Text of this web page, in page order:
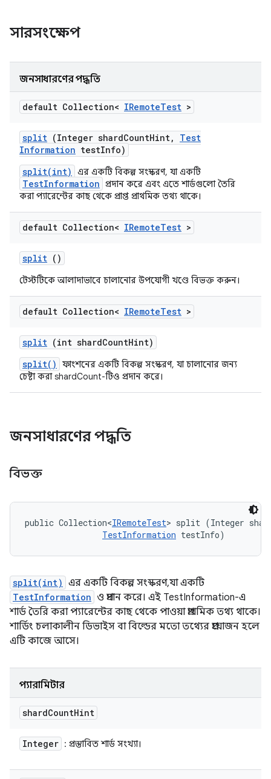
সারসংক্ষেপ
জনসাধারণের পদ্ধতি
default Collection< IRemoteTest >
split (Integer shardCountHint,
Test
Information testInfo)
split(int)
এর একটি বিকল্প সংস্করণ, যা একটি
TestInformation প্রদান করে এবং এতে শার্ডগুলো তৈরি
করা প্যারেন্টের কাছ থেকে প্রাপ্ত প্রাথমিক তথ্য থাকে।
default Collection< IRemoteTest >
split ()
টেস্টটিকে আলাদাভাবে চালানোর উপযোগী খণ্ডে বিভক্ত করুন।
default Collection< IRemoteTest >
split (int shardCountHint)
split()
ফাংশনের একটি বিকল্প সংস্করণ, যা চালানোর জন্য
চেষ্টা করা shardCount-টিও প্রদান করে।
জনসাধারণের পদ্ধতি
বিভক্ত
public Collection<IRemoteTest> split (Integer
TestInformation testInfo)
split(int) এর একটি বিকল্প সংস্করণ, যা একটি
TestInformation ও প্রদান করে। এই TestInformation-এ
শার্ড তৈরি করা প্যারেন্টের কাছ থেকে পাওয়া প্রাথমিক তথ্য থাকে।
শার্ডিং চলাকালীন ডিভাইস বা বিল্ডের মতো তথ্যের প্রয়োজন হলে
এটি কাজে আসে।
প্যারামিটার
shardCountHint
Integer : প্রস্তাবিত শার্ড সংখ্যা।